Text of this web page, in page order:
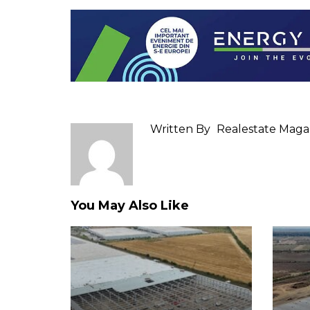
Written By Realestate
You May Also Like